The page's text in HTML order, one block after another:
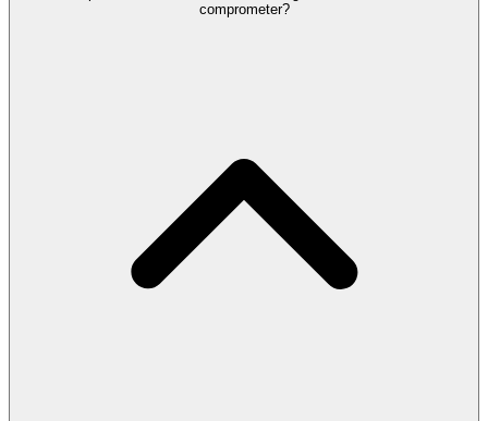
comprometer?